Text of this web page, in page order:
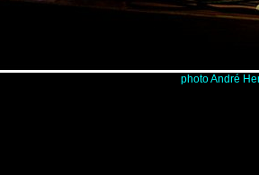
photo André